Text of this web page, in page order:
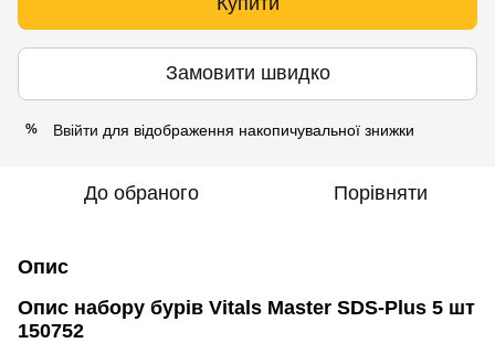
Замовити швидко
% Ввійти для відображення накопичувальної знижки
До обраного Порівняти
Опис
Опис набору бурів Vitals Master SDS-Plus 5 шт
150752